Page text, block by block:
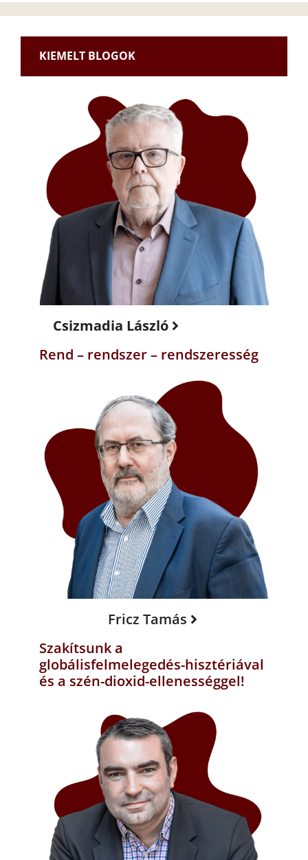
KIEMELT BLOGOK
Csizmadia László
Rend – rendszer – rendszeresség
Fricz Tamás
Szakítsunk a
globálisfelmelegedés-hisztériával
és a szén-dioxid-ellenességgel!